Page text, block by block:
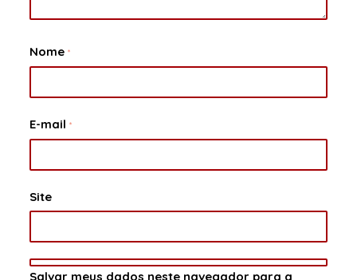
Nome *
E-mail *
Site
Salvar meus dados neste navegador para a